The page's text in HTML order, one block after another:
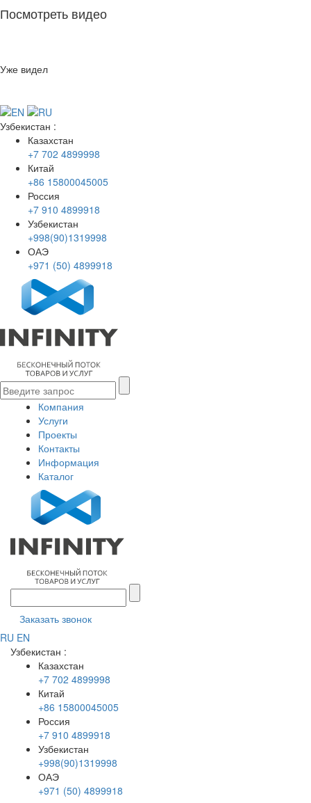
Посмотреть видео
Уже видел
Узбекистан :
Казахстан
+7 702 4899998
Китай
+86 15800045005
Россия
+7 910 4899918
Узбекистан
+998(90)1319998
ОАЭ
+971 (50) 4899918
Компания
Услуги
Проекты
Контакты
Информация
Каталог
Заказать звонок
RU EN
Узбекистан :
Казахстан
+7 702 4899998
Китай
+86 15800045005
Россия
+7 910 4899918
Узбекистан
+998(90)1319998
ОАЭ
+971 (50) 4899918